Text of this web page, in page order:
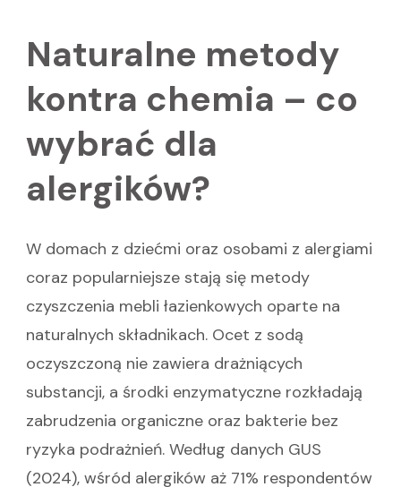
Naturalne metody
kontra chemia – co
wybrać dla
alergików?
W domach z dziećmi oraz osobami z alergiami
coraz popularniejsze stają się metody
czyszczenia mebli łazienkowych oparte na
naturalnych składnikach. Ocet z sodą
oczyszczoną nie zawiera drażniących
substancji, a środki enzymatyczne rozkładają
zabrudzenia organiczne oraz bakterie bez
ryzyka podrażnień. Według danych GUS
(2024), wśród alergików aż 71% respondentów